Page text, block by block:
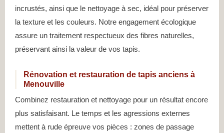
incrustés, ainsi que le nettoyage à sec, idéal pour préserver
la texture et les couleurs. Notre engagement écologique
assure un traitement respectueux des fibres naturelles,
préservant ainsi la valeur de vos tapis.
Rénovation et restauration de tapis anciens à
Menouville
Combinez restauration et nettoyage pour un résultat encore
plus satisfaisant. Le temps et les agressions externes
mettent à rude épreuve vos pièces : zones de passage